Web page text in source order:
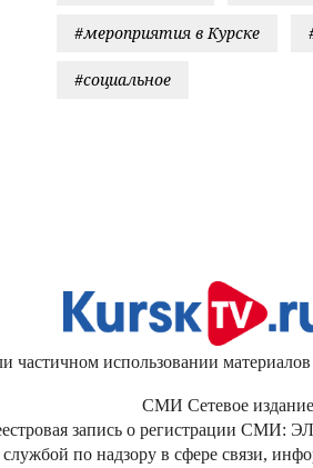
#мероприятия в Курске
#социальное
использовании материалов
СМИ Сетевое
запись о регистрации СМИ:
по надзору в сфере связи,